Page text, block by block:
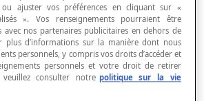
et ludique. Le tout pour
matière parfois mal-aimée en
d’amusant.», explique notre
ajuster vos préférences en cliquant sur «
». Vos renseignements pourraient être
avec nos partenaires publicitaires en dehors de
plus d’informations sur la manière dont nous
personnels, y compris vos droits d’accéder et
personnels et votre droit de retirer
consulter notre politique sur la vie